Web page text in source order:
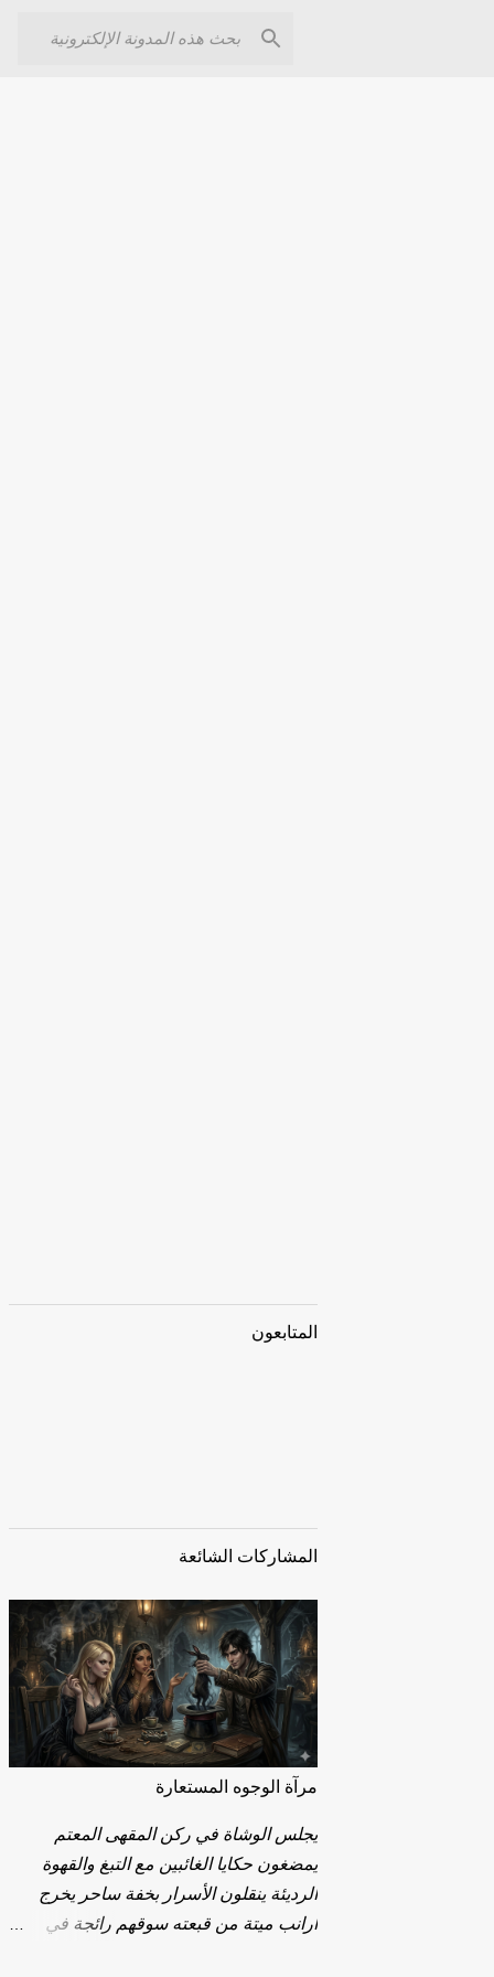
المتابعون
المشاركات الشائعة
مرآة الوجوه المستعارة
يجلس الوشاة في ركن المقهى المعتم
يمضغون حكايا الغائبين مع التبغ والقهوة
الرديئة ينقلون الأسرار بخفة ساحر يخرج
أرانب ميتة من قبعته سوقهم رائجة في